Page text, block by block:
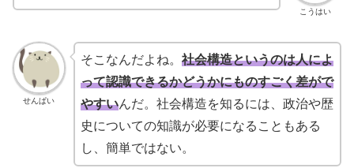
こうはい
せんぱい
そこなんだよね。 社会構造というのは人によ
って認識できるかどうかにものすごく差がで
やすいんだ。社会構造を知るには、政治や歴
史についての知識が必要になることもある
し、簡単ではない。